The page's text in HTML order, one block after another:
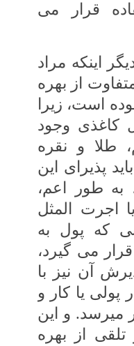
قرار می
اینکه مراد
از بهره
است، زیرا
کاغذی وجود
طلا و نقره
پذیرای این
به ‏طور اعم،
اجرت المثل
که پول به
می ‏گیرد،
آن نیز با
پولی یا کار و
می‏رسد. و این‏
از بهره